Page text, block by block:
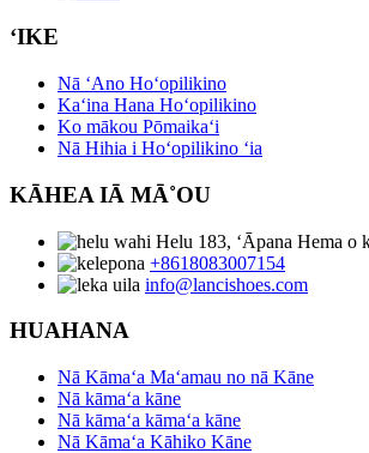
ʻIKE
Nā ʻAno Hoʻopilikino
Kaʻina Hana Hoʻopilikino
Ko mākou Pōmaikaʻi
Nā Hihia i Hoʻopilikino ʻia
KĀHEA IĀ MĀ˚OU
Helu 183, ʻĀpana Hema o
+8618083007154
info@lancishoes.com
HUAHANA
Nā Kāmaʻa Maʻamau no nā Kāne
Nā kāmaʻa kāne
Nā kāmaʻa kāmaʻa kāne
Nā Kāmaʻa Kāhiko Kāne